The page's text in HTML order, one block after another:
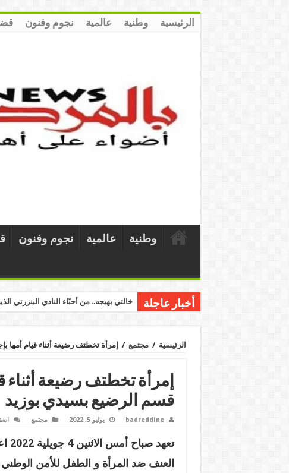
الرئيسية وطنية عالمية نجوم وفنون
وطنية عالمية نجوم وفنون
أخبار عاجلة خالتي بهيجه.. من أحبّاء النادي البنزرتي
الرئيسية / مجتمع / إمرأة تخطتف رضيعة أثناء قيام
إمرأة تخطتف رضيعة أثناء
قسم الرضيع بسيدي بوزيد
badreddine يوليو 5, 2022 مجتمع
العنف ضد المرأة و الطفل للأمن